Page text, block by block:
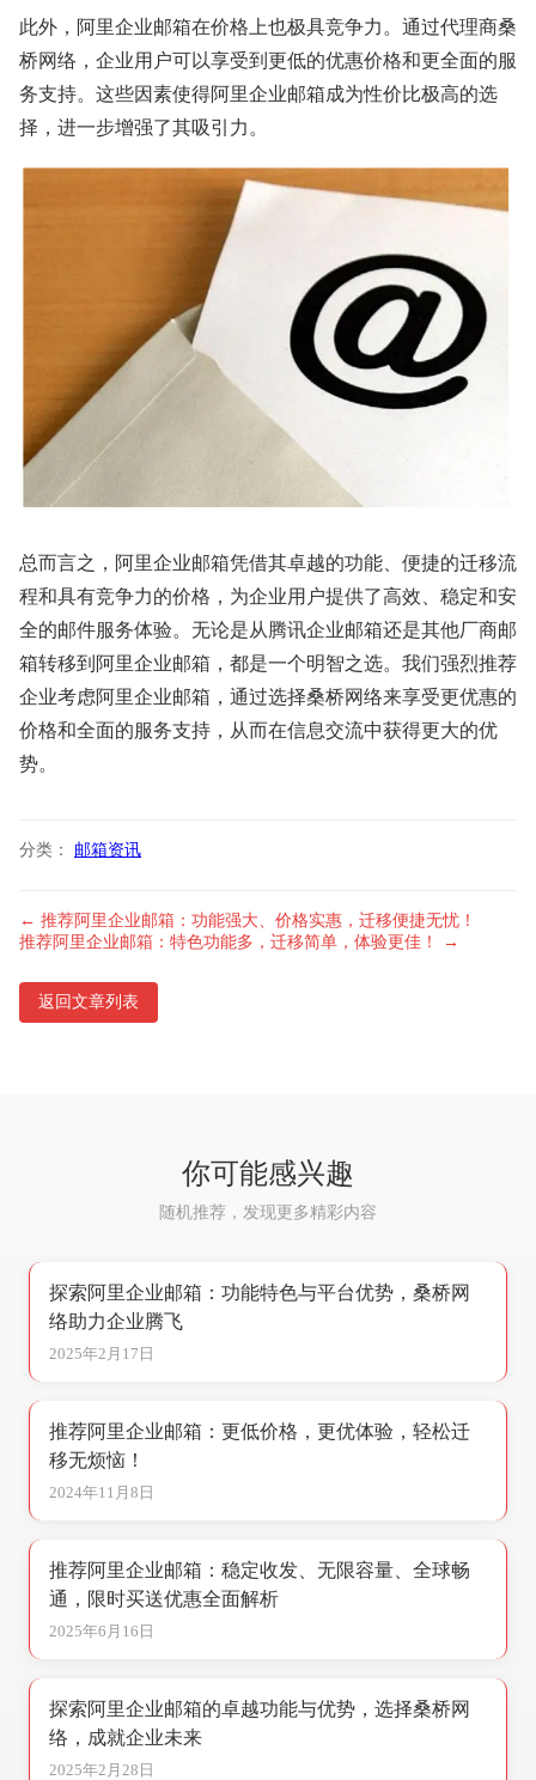
此外，阿里企业邮箱在价格上也极具竞争力。通过代理商桑
桥网络，企业用户可以享受到更低的优惠价格和更全面的服
务支持。这些因素使得阿里企业邮箱成为性价比极高的选
择，进一步增强了其吸引力。
总而言之，阿里企业邮箱凭借其卓越的功能、便捷的迁移流
程和具有竞争力的价格，为企业用户提供了高效、稳定和安
全的邮件服务体验。无论是从腾讯企业邮箱还是其他厂商邮
箱转移到阿里企业邮箱，都是一个明智之选。我们强烈推荐
企业考虑阿里企业邮箱，通过选择桑桥网络来享受更优惠的
价格和全面的服务支持，从而在信息交流中获得更大的优
势。
分类： 邮箱资讯
← 推荐阿里企业邮箱：功能强大、价格实惠，迁移便捷无忧！
推荐阿里企业邮箱：特色功能多，迁移简单，体验更佳！ →
返回文章列表
你可能感兴趣
随机推荐，发现更多精彩内容
探索阿里企业邮箱：功能特色与平台优势，桑桥网
络助力企业腾飞
2025年2月17日
推荐阿里企业邮箱：更低价格，更优体验，轻松迁
移无烦恼！
2024年11月8日
推荐阿里企业邮箱：稳定收发、无限容量、全球畅
通，限时买送优惠全面解析
2025年6月16日
探索阿里企业邮箱的卓越功能与优势，选择桑桥网
络，成就企业未来
2025年2月28日